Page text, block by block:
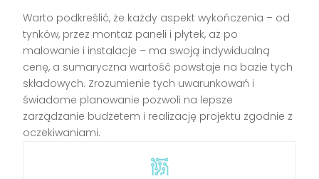
Warto podkreślić, że każdy aspekt wykończenia – od
tynków, przez montaż paneli i płytek, aż po
malowanie i instalacje – ma swoją indywidualną
cenę, a sumaryczna wartość powstaje na bazie tych
składowych. Zrozumienie tych uwarunkowań i
świadome planowanie pozwoli na lepsze
zarządzanie budżetem i realizację projektu zgodnie z
oczekiwaniami.